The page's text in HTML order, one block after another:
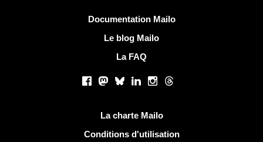
Documentation Mailo
Le blog Mailo
La FAQ
Facebook
Mastodon
BlueskyLinkedInInstagram
Threads
La charte Mailo
Conditions d'utilisation